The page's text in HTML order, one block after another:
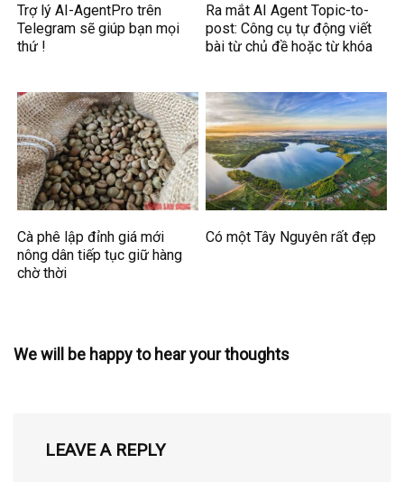
Trợ lý AI-AgentPro trên
Telegram sẽ giúp bạn mọi
thứ !
Ra mắt AI Agent Topic-to-
post: Công cụ tự động viết
bài từ chủ đề hoặc từ khóa
Cà phê lập đỉnh giá mới
nông dân tiếp tục giữ hàng
chờ thời
Có một Tây Nguyên rất đẹp
We will be happy to hear your thoughts
LEAVE A REPLY